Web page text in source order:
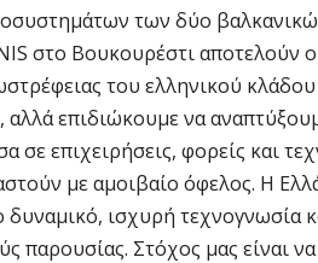
των δύο
στο Βουκουρέστι αποτελούν
του ελληνικού
επιδιώκουμε να
σε επιχειρήσεις, φορείς και
με αμοιβαίο όφελος. Η
ισχυρή τεχνογνωσία
παρουσίας. Στόχος μας είναι